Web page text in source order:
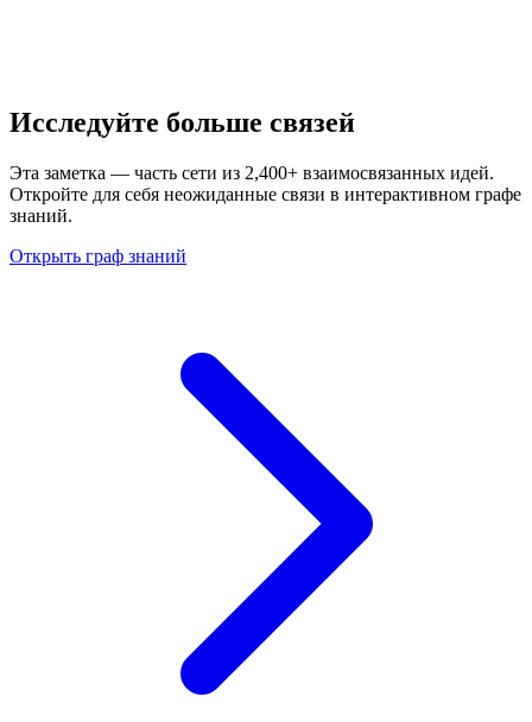
Исследуйте больше связей
Эта заметка — часть сети из 2,400+ взаимосвязанных идей.
Откройте для себя неожиданные связи в интерактивном графе
знаний.
Открыть граф знаний